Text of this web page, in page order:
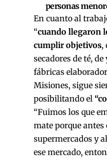
personas
En cuanto al
“cuando llegaron
cumplir objetivos,
secadores de té,
fábricas
Misiones, sigue
posibilitando el
“Fuimos los que
mate porque antes
supermercados y
ese mercado,